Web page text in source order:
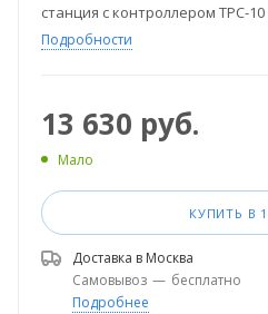
станция с контроллером TPC-
Подробности
13 630 руб.
Мало
КУПИТЬ В
Доставка в Москва
Самовывоз — бесплатно
Подробнее